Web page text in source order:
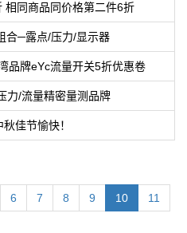
相同商品同价格第二件6折
合─露点/压力/显示器
品牌eYc流量开关5折优惠卷
力/流量精密量测品牌
佳节愉快！
6 7 8 9 10 11